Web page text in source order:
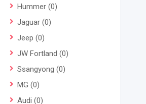
Hummer (0)
Jaguar (0)
Jeep (0)
JW Fortland (0)
Ssangyong (0)
MG (0)
Audi (0)